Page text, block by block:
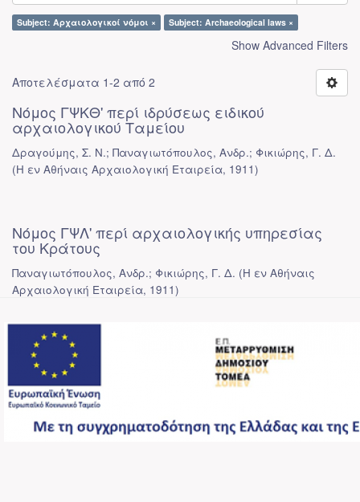
Subject: Αρχαιολογικοί νόμοι × Subject: Archaeological laws ×
Show Advanced Filters
Αποτελέσματα 1-2 από 2
Νόμος ΓΨΚΘ' περί ιδρύσεως ειδικού
αρχαιολογικού Ταμείου
Δραγούμης, Σ. Ν.; Παναγιωτόπουλος, Ανδρ.; Φικιώρης, Γ. Δ.
(Η εν Αθήναις Αρχαιολογική Εταιρεία, 1911)
Νόμος ΓΨΛ' περί αρχαιολογικής υπηρεσίας
του Κράτους
Παναγιωτόπουλος, Ανδρ.; Φικιώρης, Γ. Δ. (Η εν Αθήναις
Αρχαιολογική Εταιρεία, 1911)